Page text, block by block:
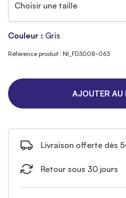
Choisir une taille
Couleur : Gris
Référence produit : NI_FD3008-063
AJOUTER AU
Livraison offerte dès
Retour sous 30 jours